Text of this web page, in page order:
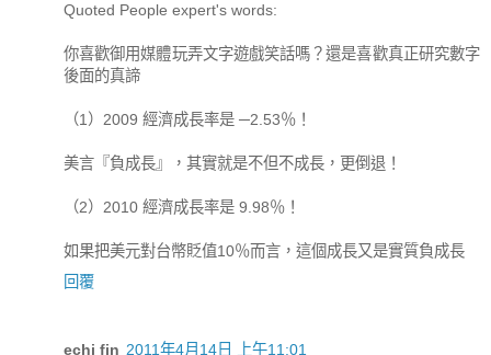
Quoted People expert's words:
你喜歡御用媒體玩弄文字遊戲笑話嗎？還是喜歡真正研究數字
後面的真諦
（1）2009 經濟成長率是 ─2.53％！
美言『負成長』，其實就是不但不成長，更倒退！
（2）2010 經濟成長率是 9.98％！
如果把美元對台幣貶值10％而言，這個成長又是實質負成長
回覆
echi fin 2011年4月14日 上午11:01